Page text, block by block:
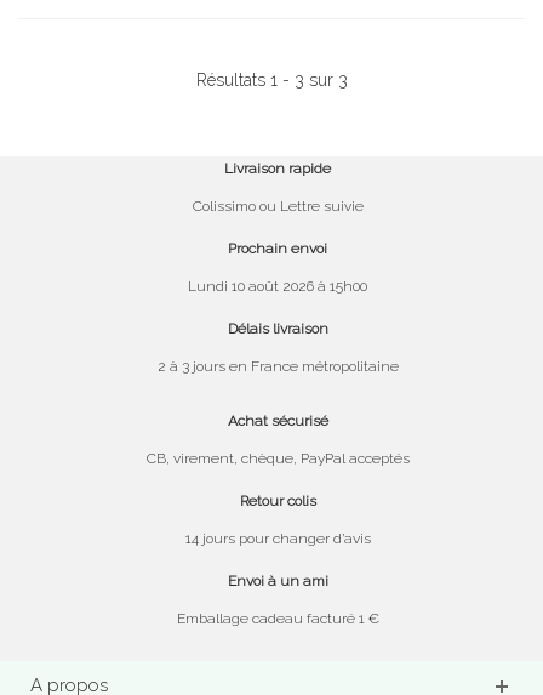
Résultats 1 - 3 sur 3
Livraison rapide
Colissimo ou Lettre suivie
Prochain envoi
Lundi 10 août 2026 à 15h00
Délais livraison
2 à 3 jours en France métropolitaine
Achat sécurisé
CB, virement, chèque, PayPal acceptés
Retour colis
14 jours pour changer d’avis
Envoi à un ami
Emballage cadeau facturé 1 €
A propos